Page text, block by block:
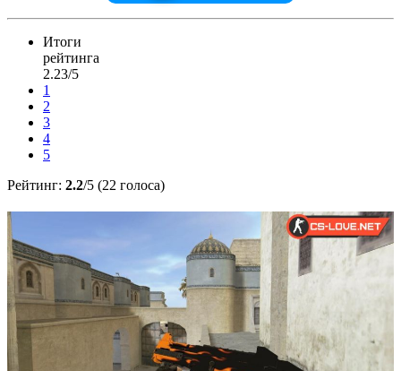
Итоги
рейтинга
2.23/5
1
2
3
4
5
Рейтинг: 2.2/5 (22 голоса)